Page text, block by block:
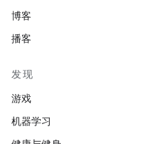
博客
播客
发现
游戏
机器学习